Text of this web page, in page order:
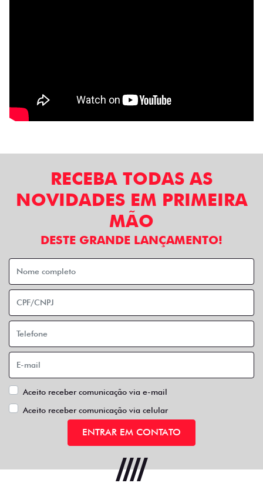
RECEBA TODAS AS
NOVIDADES EM PRIMEIRA
MÃO
DESTE GRANDE LANÇAMENTO!
Aceito receber comunicação via e-mail
Aceito receber comunicação via celular
ENTRAR EM CONTATO